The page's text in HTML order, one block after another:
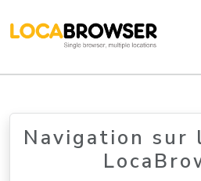
Navigation sur